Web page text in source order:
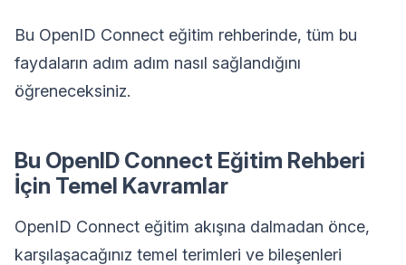
Bu OpenID Connect eğitim rehberinde, tüm bu
faydaların adım adım nasıl sağlandığını
öğreneceksiniz.
Bu OpenID Connect Eğitim Rehberi
İçin Temel Kavramlar
OpenID Connect eğitim akışına dalmadan önce,
karşılaşacağınız temel terimleri ve bileşenleri